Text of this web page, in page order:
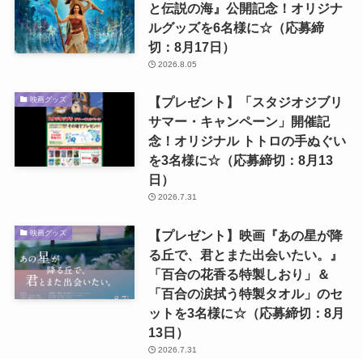
と伝説の海』公開記念！オリジナ
ルグッズを6名様に☆（応募締
切：8月17日）
2026.8.05
映画グッズ
【プレゼント】「スタジオジブリ
サマー・キャンペーン」開催記
念！オリジナル トトロの手ぬぐい
を3名様に☆（応募締切：8月13
日）
2026.7.31
映画グッズ
【プレゼント】映画『あの星が降
る丘で、君とまた出会いたい。』
「百合の花香る特製しおり」＆
「百合の涙拭う特製タオル」のセ
ットを3名様に☆（応募締切：8月
13日）
2026.7.31